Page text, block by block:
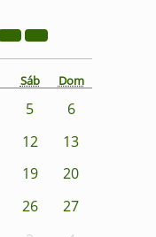
Sáb Dom
5
6
12
13
19
20
26
27